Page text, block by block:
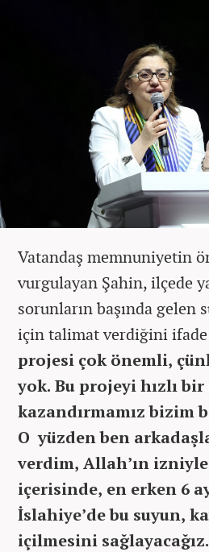
Vatandaş memnuniyetin
vurgulayan Şahin, ilçede
sorunların başında gelen
için talimat verdiğini ifade
projesi çok önemli,
yok. Bu projeyi hızlı
kazandırmamız bizim
O yüzden ben
verdim, Allah’ın
içerisinde, en erken 6
İslahiye’de bu suyun,
içilmesini